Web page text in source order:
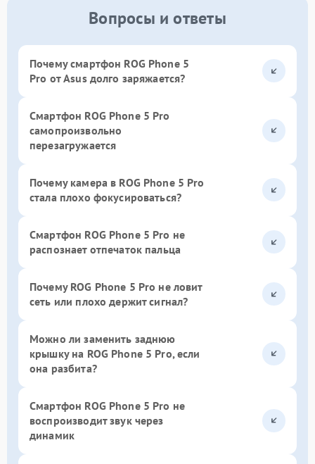
Вопросы и ответы
Почему смартфон ROG Phone 5
Pro от Asus долго заряжается?
Смартфон ROG Phone 5 Pro
самопроизвольно
перезагружается
Почему камера в ROG Phone 5 Pro
стала плохо фокусироваться?
Смартфон ROG Phone 5 Pro не
распознает отпечаток пальца
Почему ROG Phone 5 Pro не ловит
сеть или плохо держит сигнал?
Можно ли заменить заднюю
крышку на ROG Phone 5 Pro, если
она разбита?
Смартфон ROG Phone 5 Pro не
воспроизводит звук через
динамик